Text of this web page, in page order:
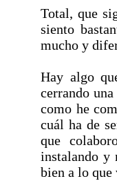
Total, que
siento
mucho y
Hay algo
cerrando
como he
cuál ha de
que
instalando y
bien a lo